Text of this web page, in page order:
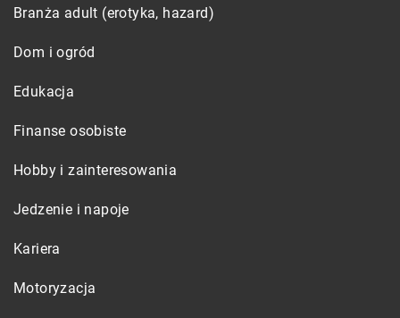
Branża adult (erotyka, hazard)
Dom i ogród
Edukacja
Finanse osobiste
Hobby i zainteresowania
Jedzenie i napoje
Kariera
Motoryzacja